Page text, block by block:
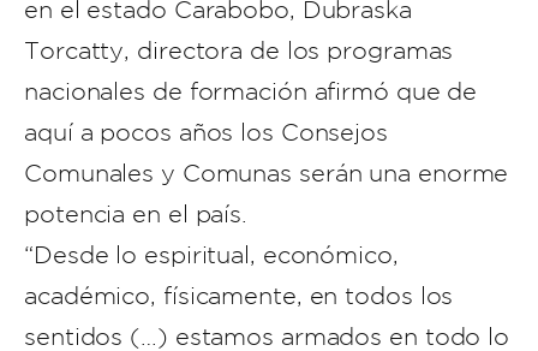
en el estado Carabobo, Dubraska
Torcatty, directora de los programas
nacionales de formación afirmó que de
aquí a pocos años los Consejos
Comunales y Comunas serán una enorme
potencia en el país.
“Desde lo espiritual, económico,
académico, físicamente, en todos los
sentidos (…) estamos armados en todo lo